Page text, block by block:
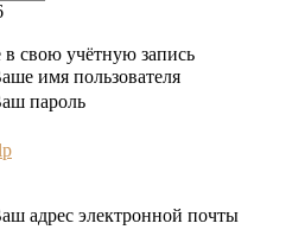
свою учётную запись
имя пользователя
пароль
адрес электронной почты